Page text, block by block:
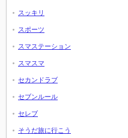
スッキリ
スポーツ
スマステーション
スマスマ
セカンドラブ
セブンルール
セレブ
そうだ旅に行こう